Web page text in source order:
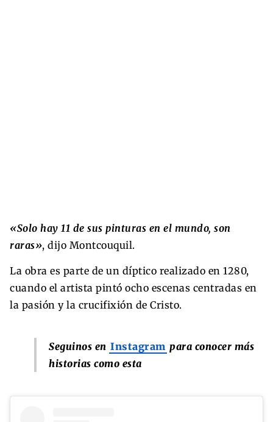
«Solo hay 11 de sus pinturas en el mundo, son
raras», dijo Montcouquil.
La obra es parte de un díptico realizado en 1280,
cuando el artista pintó ocho escenas centradas en
la pasión y la crucifixión de Cristo.
Seguinos en Instagram para conocer más
historias como esta